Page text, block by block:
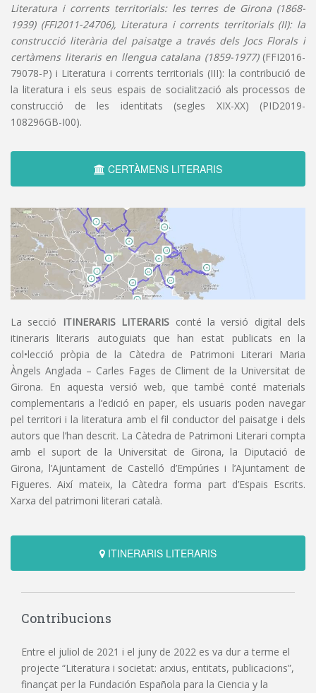
Literatura i corrents territorials: les terres de Girona (1868-
1939) (FFI2011-24706), Literatura i corrents territorials (II): la
construcció literària del paisatge a través dels Jocs Florals i
certàmens literaris en llengua catalana (1859-1977)(FFI2016-
79078-P) i Literatura i corrents territorials (III): la contribució de
la literatura i els seus espais de socialització als processos de
construcció de les identitats (segles XIX-XX) (PID2019-
108296GB-I00).
CERTÀMENS LITERARIS
La secció ITINERARIS LITERARIS conté la versió digital dels
itineraris literaris autoguiats que han estat publicats en la
col•lecció pròpia de la Càtedra de Patrimoni Literari Maria
Àngels Anglada – Carles Fages de Climent de la Universitat de
Girona. En aquesta versió web, que també conté materials
complementaris a l’edició en paper, els usuaris poden navegar
pel territori i la literatura amb el fil conductor del paisatge i dels
autors que l’han descrit. La Càtedra de Patrimoni Literari compta
amb el suport de la Universitat de Girona, la Diputació de
Girona, l’Ajuntament de Castelló d’Empúries i l’Ajuntament de
Figueres. Així mateix, la Càtedra forma part d’Espais Escrits.
Xarxa del patrimoni literari català.
ITINERARIS LITERARIS
Contribucions
Entre el juliol de 2021 i el juny de 2022 es va dur a terme el
projecte “Literatura i societat: arxius, entitats, publicacions”,
finançat per la Fundación Española para la Ciencia y la